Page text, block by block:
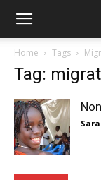
Home Tags
Tag: